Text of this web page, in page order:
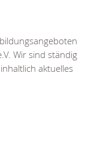
Wir sind ständig
aktuelles